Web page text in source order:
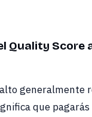
Quality Score
alto generalmente
que